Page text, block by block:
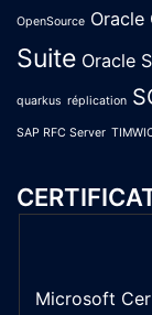
OpenSource Oracle
Suite Oracle
quarkus réplication
SAP RFC Server
Microsoft